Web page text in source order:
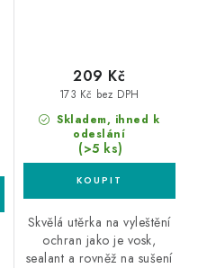
Skladem, ihned k
odeslání
(>5 ks)
173 Kč bez DPH
209 Kč
Skvělá utěrka na vyleštění
ochran jako je vosk,
sealant a rovněž na sušení